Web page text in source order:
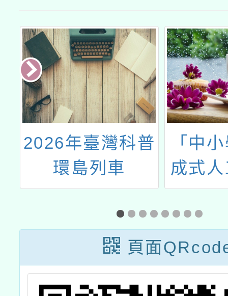
2026年臺灣科普
環島列車
「中
成式
意事
頁面